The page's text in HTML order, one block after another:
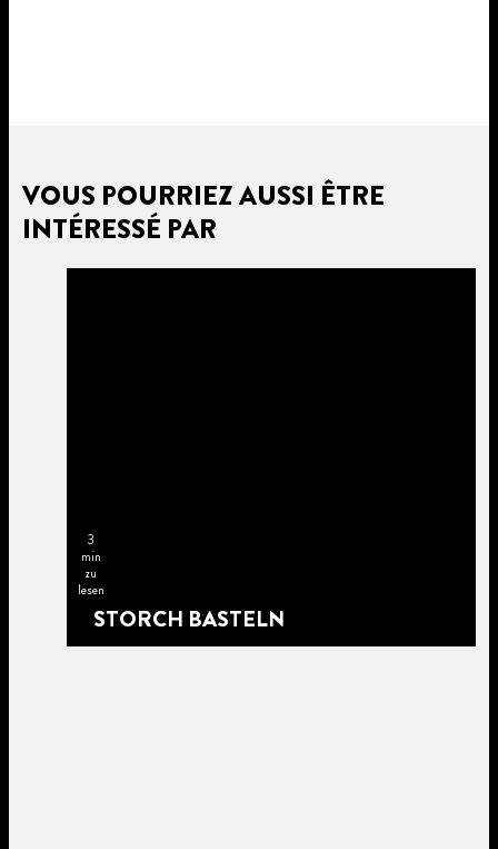
VOUS POURRIEZ AUSSI ÊTRE
INTÉRESSÉ PAR
3
min
zu
lesen
STORCH BASTELN